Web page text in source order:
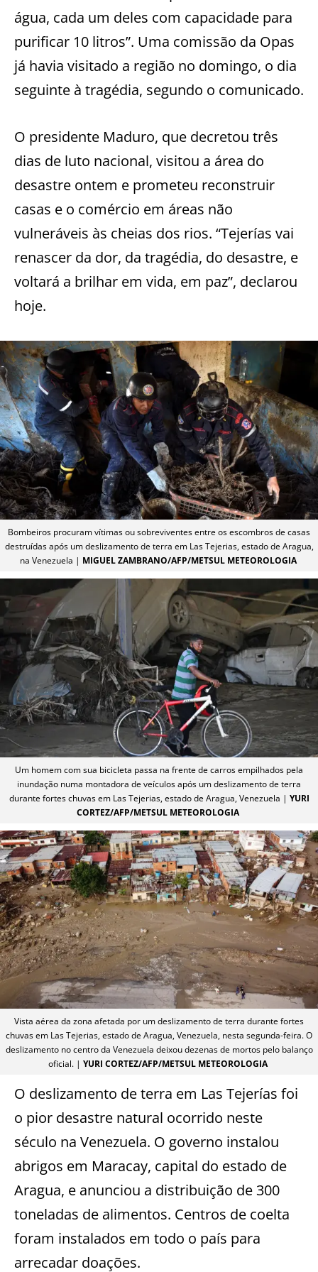
água, cada um deles com capacidade para
purificar 10 litros”. Uma comissão da Opas
já havia visitado a região no domingo, o dia
seguinte à tragédia, segundo o comunicado.
O presidente Maduro, que decretou três
dias de luto nacional, visitou a área do
desastre ontem e prometeu reconstruir
casas e o comércio em áreas não
vulneráveis às cheias dos rios. “Tejerías vai
renascer da dor, da tragédia, do desastre, e
voltará a brilhar em vida, em paz”, declarou
hoje.
Bombeiros procuram vítimas ou sobreviventes entre os escombros de casas
destruídas após um deslizamento de terra em Las Tejerias, estado de Aragua,
na Venezuela | MIGUEL ZAMBRANO/AFP/METSUL METEOROLOGIA
Um homem com sua bicicleta passa na frente de carros empilhados pela
inundação numa montadora de veículos após um deslizamento de terra
durante fortes chuvas em Las Tejerias, estado de Aragua, Venezuela | YURI
CORTEZ/AFP/METSUL METEOROLOGIA
Vista aérea da zona afetada por um deslizamento de terra durante fortes
chuvas em Las Tejerias, estado de Aragua, Venezuela, nesta segunda-feira. O
deslizamento no centro da Venezuela deixou dezenas de mortos pelo balanço
oficial. | YURI CORTEZ/AFP/METSUL METEOROLOGIA
O deslizamento de terra em Las Tejerías foi
o pior desastre natural ocorrido neste
século na Venezuela. O governo instalou
abrigos em Maracay, capital do estado de
Aragua, e anunciou a distribuição de 300
toneladas de alimentos. Centros de coelta
foram instalados em todo o país para
arrecadar doações.